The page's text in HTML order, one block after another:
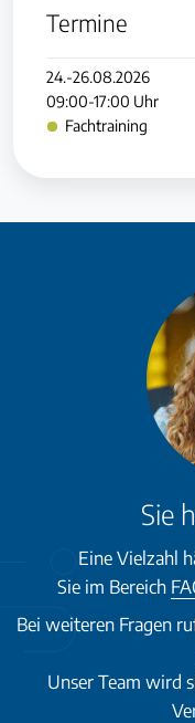
Termine
24.-26.08.2026
09:00-17:00 Uhr
Fachtraining
Sie
Eine Vielzahl
Sie im Bereich
Bei weiteren Fragen
Unser Team wird